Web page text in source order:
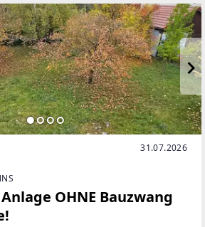
31.07.2026
OHNE Bauzwang